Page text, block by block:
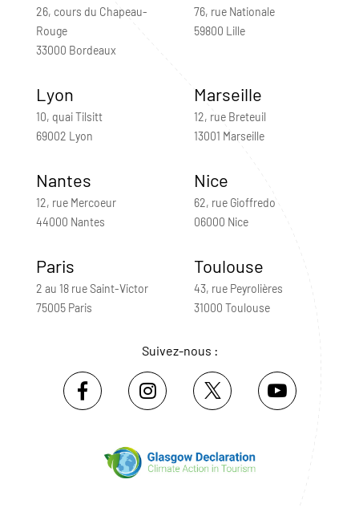
26, cours du Chapeau-
Rouge
33000 Bordeaux
76, rue Nationale
59800 Lille
Lyon
10, quai Tilsitt
69002 Lyon
Marseille
12, rue Breteuil
13001 Marseille
Nantes
12, rue Mercoeur
44000 Nantes
Nice
62, rue Gioffredo
06000 Nice
Paris
2 au 18 rue Saint-Victor
75005 Paris
Toulouse
43, rue Peyrolières
31000 Toulouse
Suivez-nous :